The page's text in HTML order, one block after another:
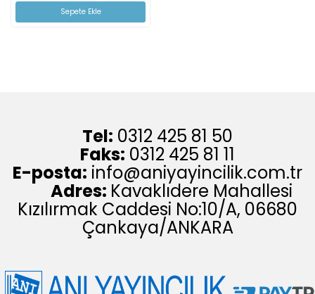
Sepete Ekle
Tel: 0312 425 81 50
Faks: 0312 425 81 11
E-posta: info@aniyayincilik.com.tr
Adres: Kavaklıdere Mahallesi
Kızılırmak Caddesi No:10/A, 06680
Çankaya/ANKARA